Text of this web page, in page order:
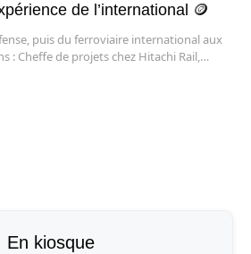
de l’international 🪙
puis du ferroviaire international aux
: Cheffe de projets chez Hitachi Rail,…
En kiosque